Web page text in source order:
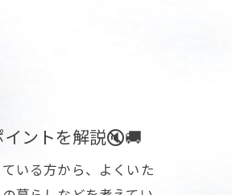
ントを解説🔇🚚
いる方から、よくいた